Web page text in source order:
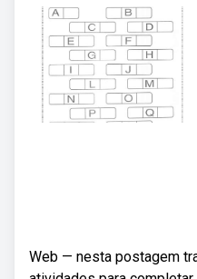
Web — nesta postagem